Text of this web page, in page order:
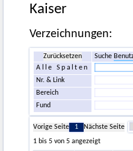
Kaiser
Verzeichnungen:
Zurücksetzen Suche
Alle Spalten
Nr. & Link
Bereich
Fund
Vorige Seite 1 Nächste Seite
1 bis 5 von 5 angezeigt